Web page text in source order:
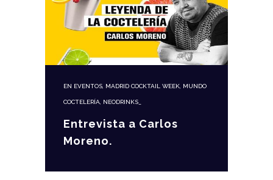
EN EVENTOS MADRID COCKTAIL WEEK MUNDO
COCTELERÍA NEODRINKS_
Entrevista a Carlos
Moreno.